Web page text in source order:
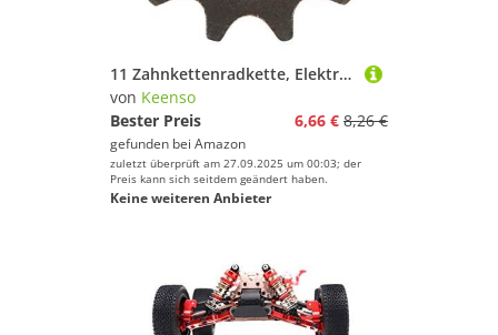
11 Zahnkettenradkette, Elektroroller Kettenrad 11 Zahn H Löcher Loch Kurbelgarnitur für T8F Kette
von Keenso
Bester Preis
6,66 € 8,26 €
gefunden bei Amazon
zuletzt überprüft am 27.09.2025 um 00:03; der
Preis kann sich seitdem geändert haben.
Keine weiteren Anbieter